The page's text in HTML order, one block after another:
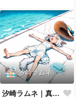
汐崎ラムネ
汐崎ラムネ｜真夏の防波堤でとろけ猫